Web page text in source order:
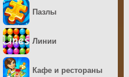
Пазлы
Линии
Кафе и рестораны